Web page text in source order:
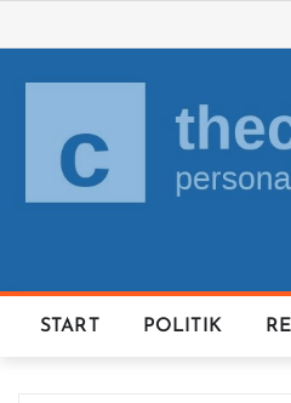
to
content
START POLITIK